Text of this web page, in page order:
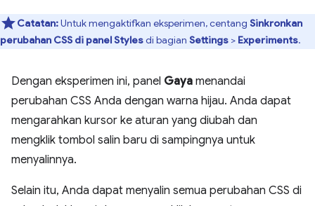
Catatan:Untuk mengaktifkan eksperimen, centang Sinkronkan
perubahan CSS di panel Stylesdi bagian Settings > Experiments.
Dengan eksperimen ini, panel Gaya menandai
perubahan CSS Anda dengan warna hijau. Anda dapat
mengarahkan kursor ke aturan yang diubah dan
mengklik tombol salin baru di sampingnya untuk
menyalinnya.
Selain itu, Anda dapat menyalin semua perubahan CSS di